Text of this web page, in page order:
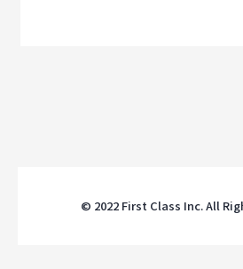
© 2022 First Class Inc. All